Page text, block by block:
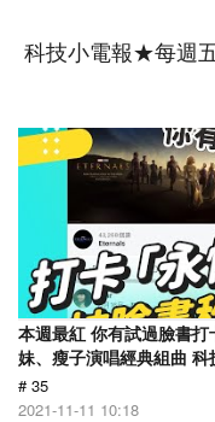
科技小電報★每週
本週最紅 你有試過臉書
妹、瘦子演唱經典組曲
# 35
2021-11-11 10:18